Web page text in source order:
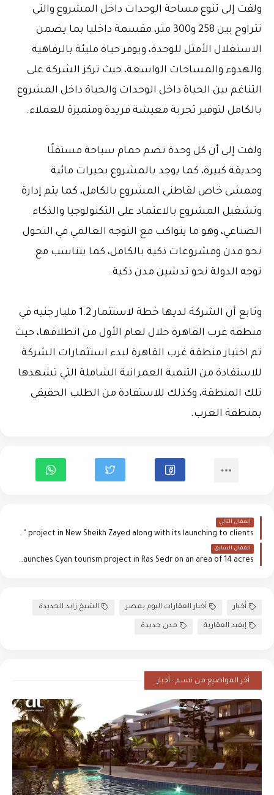
ولفت إلى تنوع مساحة الوحدات داخل المشروع والتي
تتراوح بين 258 و300 متر، مقسمة داخليا بما يضمن
الاستغلال الأمثل للوحدة، ويوفر حياة مليئة بالرفاهية
والهدوء والمساحات الواسعة، حيث تركز الشركة على
التناغم بين الحياة داخل الوحدات والحياة داخل المشروع
بالكامل لتوفير تجربة معيشة فريدة ومتميزة للعملاء.
ولفت إلى أن كل وحدة تضم حمام سباحة مستقلًا
وحديقة كبيرة، كما يوجد بالمشروع بحيرات مائية
وممشى خاص لقاطني المشروع بالكامل، كما يتم إدارة
وتشغيل المشروع بالاعتماد على التكنولوجيا والذكاء
الصناعي، وهو ما يتواكب مع التوجه العالمي في التحول
نحو مدن ومشروعات ذكية بالكامل، كما يتناسب مع
توجه الدولة نحو تدشين مدن ذكية.
وتابع أن الشركة لديها خطة لاستثمار 1.2 مليار جنيه في
منطقة غرب القاهرة خلال لعام الأول من انطلاقها، حيث
تم اختيار منطقة غرب القاهرة لبدء استثمارات الشركة
للاستفادة من التنمية العمرانية الشاملة التي تشهدها
تلك المنطقة، وكذلك للاستفادة من الطلب الحقيقي
بمنطقة الغرب.
المقال التالي
EFID Developments starts implementation of "PARK VALLEY" project in New Sheikh Zayed along with its launching to clients
المقال السابق
Empire State launches Cyan tourism project in Ras Sedr on an area of ​​14 acres
أخبار أخبار العقارات اليوم بمصر الشيخ زايد الجديدة
إيفيد العقارية مدن جديدة
أخر المواضيع من قسم : أخبار